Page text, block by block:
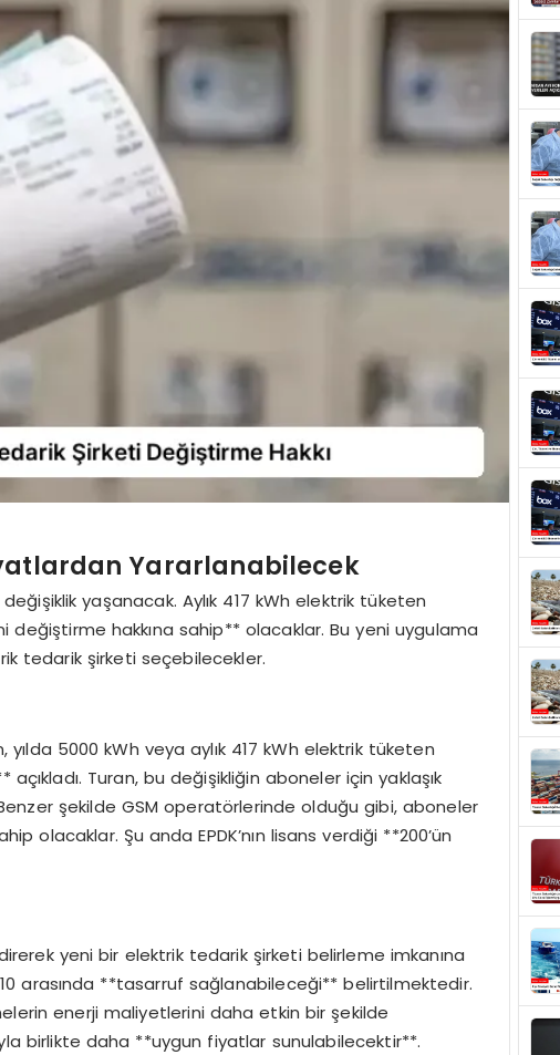
Yararlanabilecek
yaşanacak. Aylık 417 kWh elektrik tüketen
değiştirme hakkına sahip** olacaklar. Bu yeni uygulama
tedarik şirketi seçebilecekler.
5000 kWh veya aylık 417 kWh elektrik tüketen
Turan, bu değişikliğin aboneler için yaklaşık
şekilde GSM operatörlerinde olduğu gibi, aboneler
olacaklar. Şu anda EPDK’nın lisans verdiği **200’ün
yeni bir elektrik tedarik şirketi belirleme imkanına
arasında **tasarruf sağlanabileceği** belirtilmektedir.
enerji maliyetlerini daha etkin bir şekilde
birlikte daha **uygun fiyatlar sunulabilecektir**.